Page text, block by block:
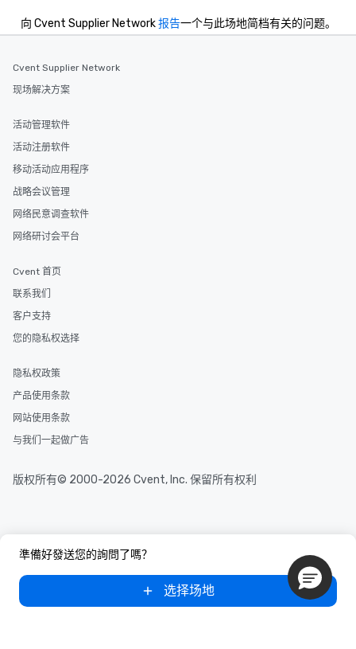
準備好發送您的詢問了嗎？
选择场地
向 Cvent Supplier Network报告一个与此场地简档有关的问题。
Cvent Supplier Network
现场解决方案
活动管理软件
活动注册软件
移动活动应用程序
战略会议管理
网络民意调查软件
网络研讨会平台
Cvent 首页
联系我们
客户支持
您的隐私权选择
隐私权政策
产品使用条款
网站使用条款
与我们一起做广告
版权所有© 2000-2026 Cvent, Inc. 保留所有权利